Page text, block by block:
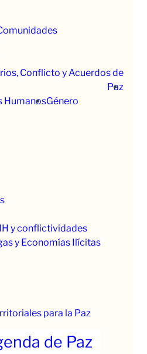
Conflicto y Acuerdos de
Paz
HumanosGénero
y conflictividades
y Economías Ilícitas
para la Paz
de Paz